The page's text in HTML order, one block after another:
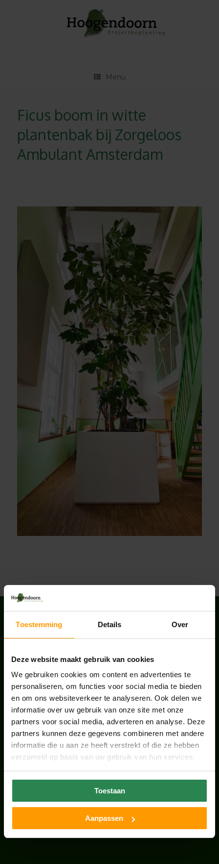
Toestemming Details Over
Deze website maakt gebruik van cookies
We gebruiken cookies om content en advertenties te
personaliseren, om functies voor social media te bieden
en om ons websiteverkeer te analyseren. Ook delen we
informatie over uw gebruik van onze site met onze
partners voor social media, adverteren en analyse. Deze
partners kunnen deze gegevens combineren met andere
informatie die u aan ze heeft verstrekt of die ze hebben
verzameld op basis van uw gebruik van hun services.
Toestaan
Aanpassen
Menu
Ficus boom in witte
plantenbak bij Zorgeloos
Ambulant Amsterdam
LAATSTE NIEUWS
BLOG: LUIS IN KANTOORPLANTEN – ZO
PAKKEN WE HET AAN
augustus 7, 2026
UNION HOUSE UTRECHT
ONS TEAM GROEIT VERDER
juni 17, 2026